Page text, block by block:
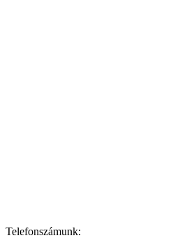
Telefonszámunk: